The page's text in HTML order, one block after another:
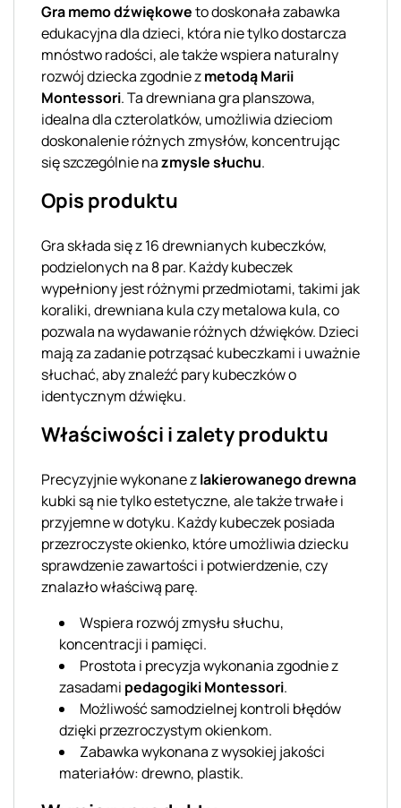
Gra memo dźwiękoweto doskonała zabawka
edukacyjna dla dzieci, która nie tylko dostarcza
mnóstwo radości, ale także wspiera naturalny
rozwój dziecka zgodnie zmetodą Marii
Montessori. Ta drewniana gra planszowa,
idealna dla czterolatków, umożliwia dzieciom
doskonalenie różnych zmysłów, koncentrując
się szczególnie nazmysle słuchu.
Opis produktu
Gra składa się z 16 drewnianych kubeczków,
podzielonych na 8 par. Każdy kubeczek
wypełniony jest różnymi przedmiotami, takimi jak
koraliki, drewniana kula czy metalowa kula, co
pozwala na wydawanie różnych dźwięków. Dzieci
mają za zadanie potrząsać kubeczkami i uważnie
słuchać, aby znaleźć pary kubeczków o
identycznym dźwięku.
Właściwości i zalety produktu
Precyzyjnie wykonane zlakierowanego drewna
kubki są nie tylko estetyczne, ale także trwałe i
przyjemne w dotyku. Każdy kubeczek posiada
przezroczyste okienko, które umożliwia dziecku
sprawdzenie zawartości i potwierdzenie, czy
znalazło właściwą parę.
Wspiera rozwój zmysłu słuchu,
koncentracji i pamięci.
Prostota i precyzja wykonania zgodnie z
zasadami pedagogiki Montessori.
Możliwość samodzielnej kontroli błędów
dzięki przezroczystym okienkom.
Zabawka wykonana z wysokiej jakości
materiałów: drewno, plastik.